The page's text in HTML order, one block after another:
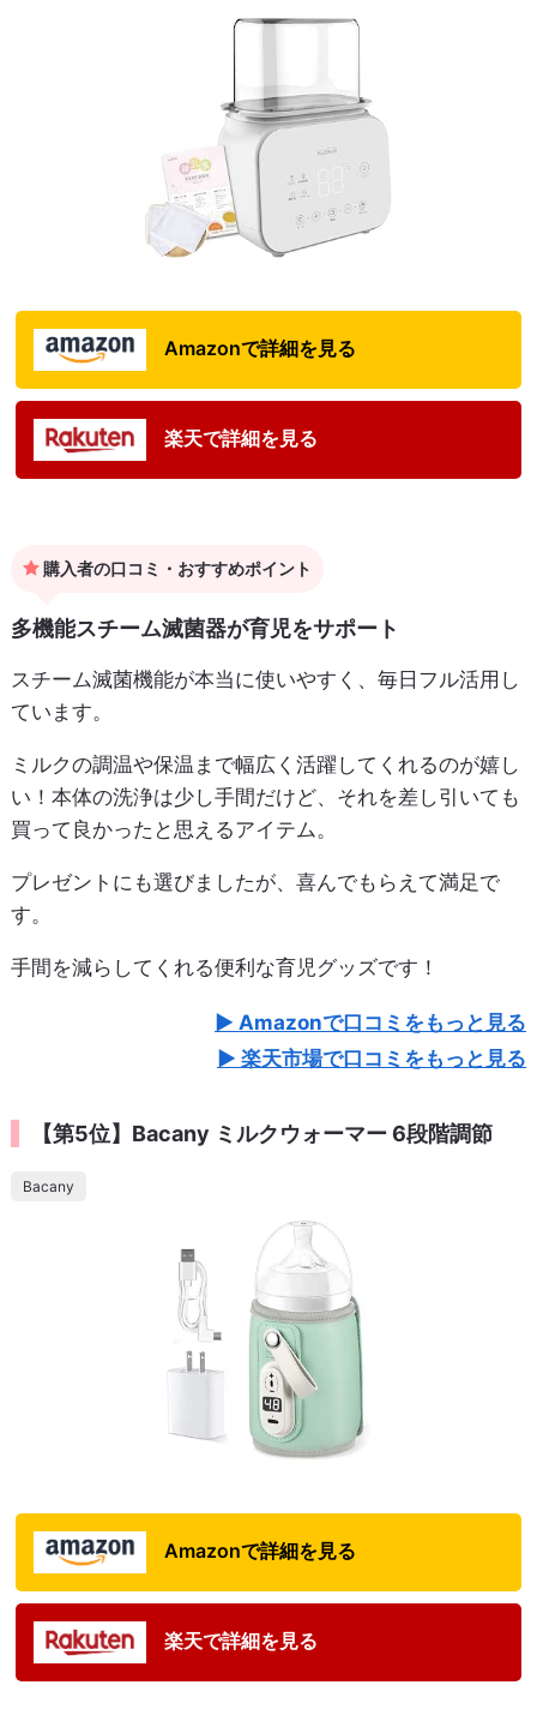
Amazonで詳細を見る
楽天で詳細を見る
購入者の口コミ・おすすめポイント
多機能スチーム滅菌器が育児をサポート
スチーム滅菌機能が本当に使いやすく、毎日フル活用し
ています。
ミルクの調温や保温まで幅広く活躍してくれるのが嬉し
い！本体の洗浄は少し手間だけど、それを差し引いても
買って良かったと思えるアイテム。
プレゼントにも選びましたが、喜んでもらえて満足で
す。
手間を減らしてくれる便利な育児グッズです！
Amazonで口コミをもっと見る
楽天市場で口コミをもっと見る
【第5位】Bacany ミルクウォーマー 6段階調節
Bacany
Amazonで詳細を見る
楽天で詳細を見る